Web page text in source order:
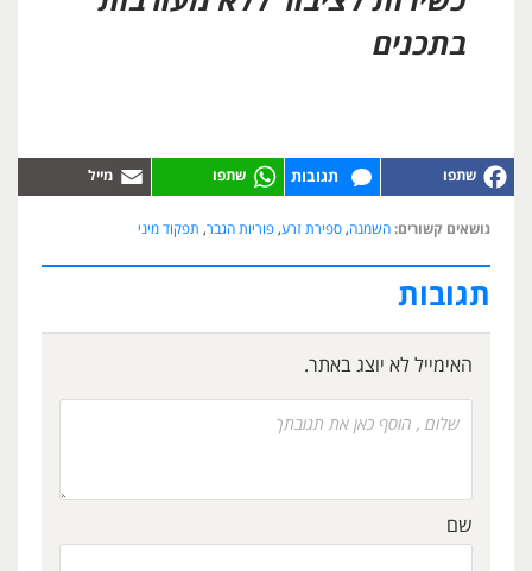
בתכנים
תגובות
נושאים קשורים: השמנה, ספירת זרע, פוריות הגבר, תפקוד מיני
תגובות
האימייל לא יוצג באתר.
שם